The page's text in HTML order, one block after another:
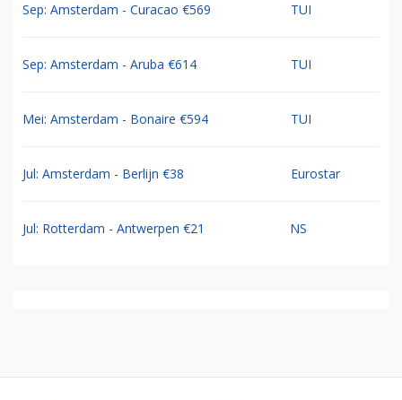
Sep: Amsterdam - Curacao €569 TUI
Sep: Amsterdam - Aruba €614 TUI
Mei: Amsterdam - Bonaire €594 TUI
Jul: Amsterdam - Berlijn €38 Eurostar
Jul: Rotterdam - Antwerpen €21 NS